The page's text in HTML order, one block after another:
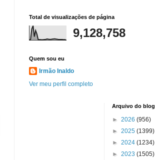
Total de visualizações de página
9,128,758
Quem sou eu
Irmão Inaldo
Ver meu perfil completo
Arquivo do blog
► 2026 (956)
► 2025 (1399)
► 2024 (1234)
► 2023 (1505)